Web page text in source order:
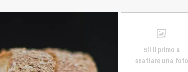
Sii il primo a
scattare una foto